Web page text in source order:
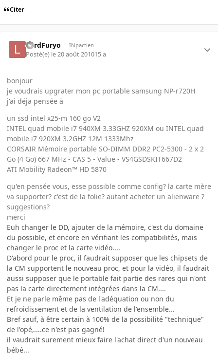
Citer
LordFuryo INpactien
Posté(e) le 20 août 201015 a
bonjour
je voudrais upgrater mon pc portable samsung NP-r720H
j'ai déja pensée à
un ssd intel x25-m 160 go V2
INTEL quad mobile i7 940XM 3.33GHZ 920XM ou INTEL quad
mobile i7 920XM 3.2GHZ 12M 1333Mhz
CORSAIR Mémoire portable SO-DIMM DDR2 PC2-5300 - 2 x 2
Go (4 Go) 667 MHz - CAS 5 - Value - VS4GSDSKIT667D2
ATI Mobility Radeon™ HD 5870
qu'en pensée vous, esse possible comme config? la carte mère
va supporter? c'est de la folie? autant acheter un alienware ?
suggestions?
merci
Euh changer le DD, ajouter de la mémoire, c'est du domaine
du possible, et encore en vérifiant les compatibilités, mais
changer le proc et la carte vidéo....
D'abord pour le proc, il faudrait supposer que les chipsets de
la CM supportent le nouveau proc, et pour la vidéo, il faudrait
aussi supposer que le portable fait partie des rares qui n'ont
pas la carte directement intégrées dans la CM....
Et je ne parle même pas de l'adéquation ou non du
refroidissement et de la ventilation de l'ensemble...
Bref sauf, à être certain à 100% de la possibilité "technique"
de l'opé,....ce n'est pas gagné!
il vaudrait surement mieux faire l'achat direct d'un nouveau
bébé...